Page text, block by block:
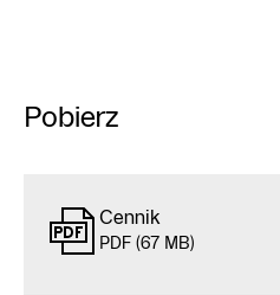
Pobierz
Cennik
PDF (67 MB)